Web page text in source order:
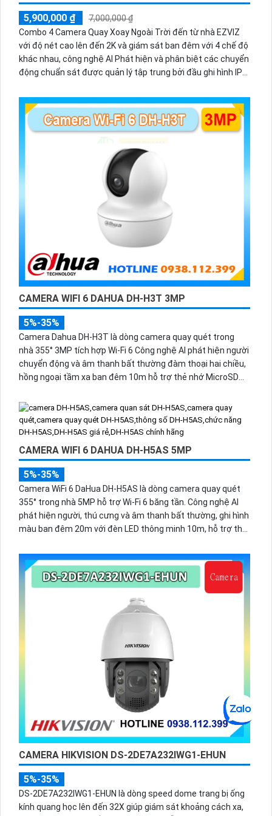
5,900,000 ₫
7,000,000 ₫
Combo 4 Camera Quay Xoay Ngoài Trời đến từ nhà EZVIZ
với độ nét cao lên đến 2K và giám sát ban đêm với 4 chế độ
khác nhau, công nghệ AI Phát hiện và phân biệt các chuyển
động chuẩn sát được quản lý tập trung bởi đầu ghi hình IP
CAMERA WIFI 6 DAHUA DH-H3T 3MP
5%-35%
Camera Dahua DH-H3T là dòng camera quay quét trong
nhà 355° 3MP tích hợp Wi-Fi 6 Công nghệ AI phát hiện người
chuyển động và âm thanh bất thường đàm thoại hai chiều,
hồng ngoại tầm xa ban đêm 10m hỗ trợ thẻ nhớ MicroSD
CAMERA WIFI 6 DAHUA DH-H5AS 5MP
5%-35%
Camera WiFi 6 DaHua DH-H5AS là dòng camera quay quét
355° trong nhà 5MP hỗ trợ Wi-Fi 6 băng tần. Công nghệ AI
phát hiện người, thú cưng và âm thanh bất thường, ghi hình
màu ban đêm 20m với đèn LED thông minh 10m, hỗ trợ thẻ
CAMERA HIKVISION DS-2DE7A232IWG1-EHUN
5%-35%
DS-2DE7A232IWG1-EHUN là dòng speed dome trang bị ống
kính quang học lên đến 32X giúp giám sát khoảng cách xa,